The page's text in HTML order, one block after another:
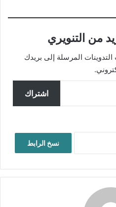
من التنويري
المرسلة إلى بريدك
اشتراك
نسخ الرابط